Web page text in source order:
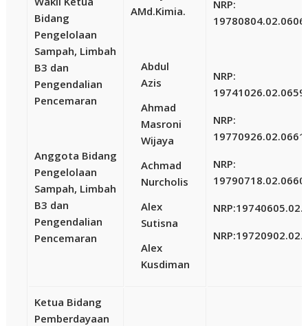
Bidang
Pengelolaan
Sampah, Limbah
B3 dan
Pengendalian
Pencemaran
Anggota Bidang
Pengelolaan
Sampah, Limbah
B3 dan
Pengendalian
Pencemaran
AMd.Kimia.
Abdul
Azis
Ahmad
Masroni
Wijaya
Achmad
Nurcholis
Alex
Sutisna
Alex
Kusdiman
NRP:
19780804.02.0606
NRP:
19741026.02.0659
NRP:
19770926.02.0661
NRP:
19790718.02.0660
NRP:
NRP:
Ketua Bidang
Pemberdayaan